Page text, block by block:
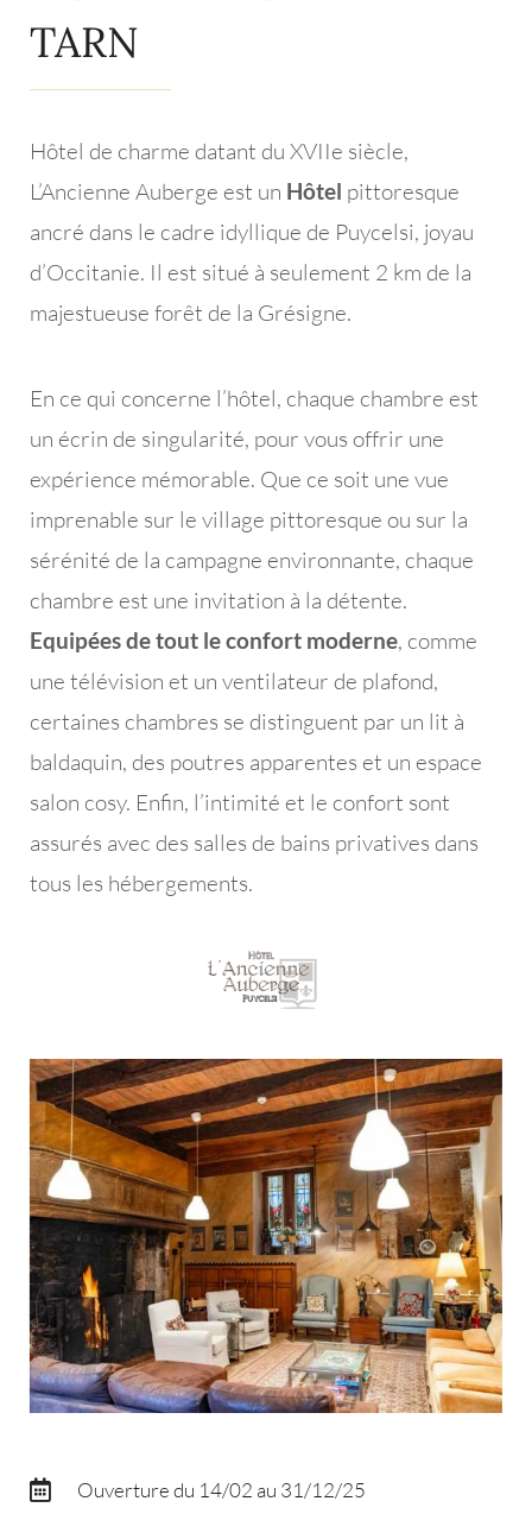
TARN
Hôtel de charme datant du XVIIe siècle,
L’Ancienne Auberge est un Hôtel pittoresque
ancré dans le cadre idyllique de Puycelsi, joyau
d’Occitanie. Il est situé à seulement 2 km de la
majestueuse forêt de la Grésigne.
En ce qui concerne l’hôtel, chaque chambre est
un écrin de singularité, pour vous offrir une
expérience mémorable. Que ce soit une vue
imprenable sur le village pittoresque ou sur la
sérénité de la campagne environnante, chaque
chambre est une invitation à la détente.
Equipées de tout le confort moderne, comme
une télévision et un ventilateur de plafond,
certaines chambres se distinguent par un lit à
baldaquin, des poutres apparentes et un espace
salon cosy. Enfin, l’intimité et le confort sont
assurés avec des salles de bains privatives dans
tous les hébergements.
Ouverture du 14/02 au 31/12/25